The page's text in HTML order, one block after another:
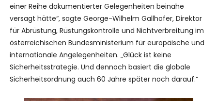
einer Reihe dokumentierter Gelegenheiten beinahe
versagt hätte“, sagte George-Wilhelm Gallhofer, Direktor
für Abrüstung, Rüstungskontrolle und Nichtverbreitung im
österreichischen Bundesministerium für europäische und
internationale Angelegenheiten. „Glück ist keine
Sicherheitsstrategie. Und dennoch basiert die globale
Sicherheitsordnung auch 60 Jahre später noch darauf.“